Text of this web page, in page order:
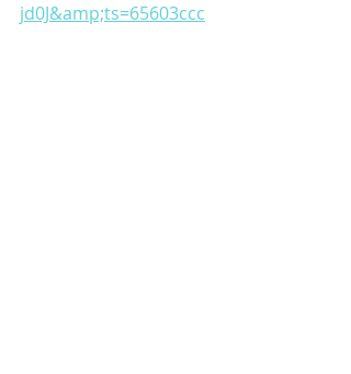
jd0J&amp;ts=65603ccc